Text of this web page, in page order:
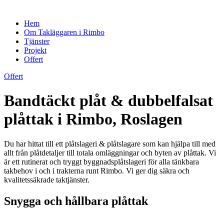
Hem
Om Takläggaren i Rimbo
Tjänster
Projekt
Offert
Offert
Bandtäckt plåt & dubbelfalsat
plåttak i Rimbo, Roslagen
Du har hittat till ett plåtslageri & plåtslagare som kan hjälpa till med
allt från plåtdetaljer till totala omläggningar och byten av plåttak. Vi
är ett rutinerat och tryggt byggnadsplåtslageri för alla tänkbara
takbehov i och i trakterna runt Rimbo. Vi ger dig säkra och
kvalitetssäkrade taktjänster.
Snygga och hållbara plåttak